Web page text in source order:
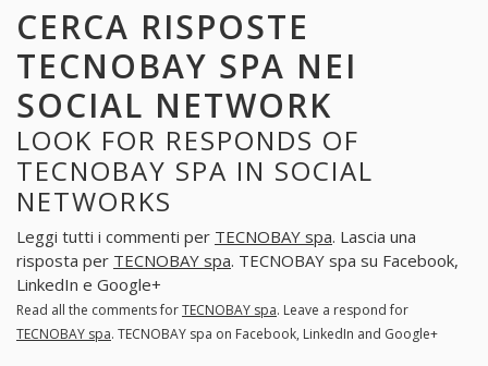
CERCA RISPOSTE
TECNOBAY SPA NEI
SOCIAL NETWORK
LOOK FOR RESPONDS OF
TECNOBAY SPA IN SOCIAL
NETWORKS
Leggi tutti i commenti per TECNOBAY spa. Lascia una
risposta per TECNOBAY spa. TECNOBAY spa su Facebook,
LinkedIn e Google+
Read all the comments forTECNOBAY spa. Leave a respond for
TECNOBAY spa. TECNOBAY spa on Facebook, LinkedIn and Google+